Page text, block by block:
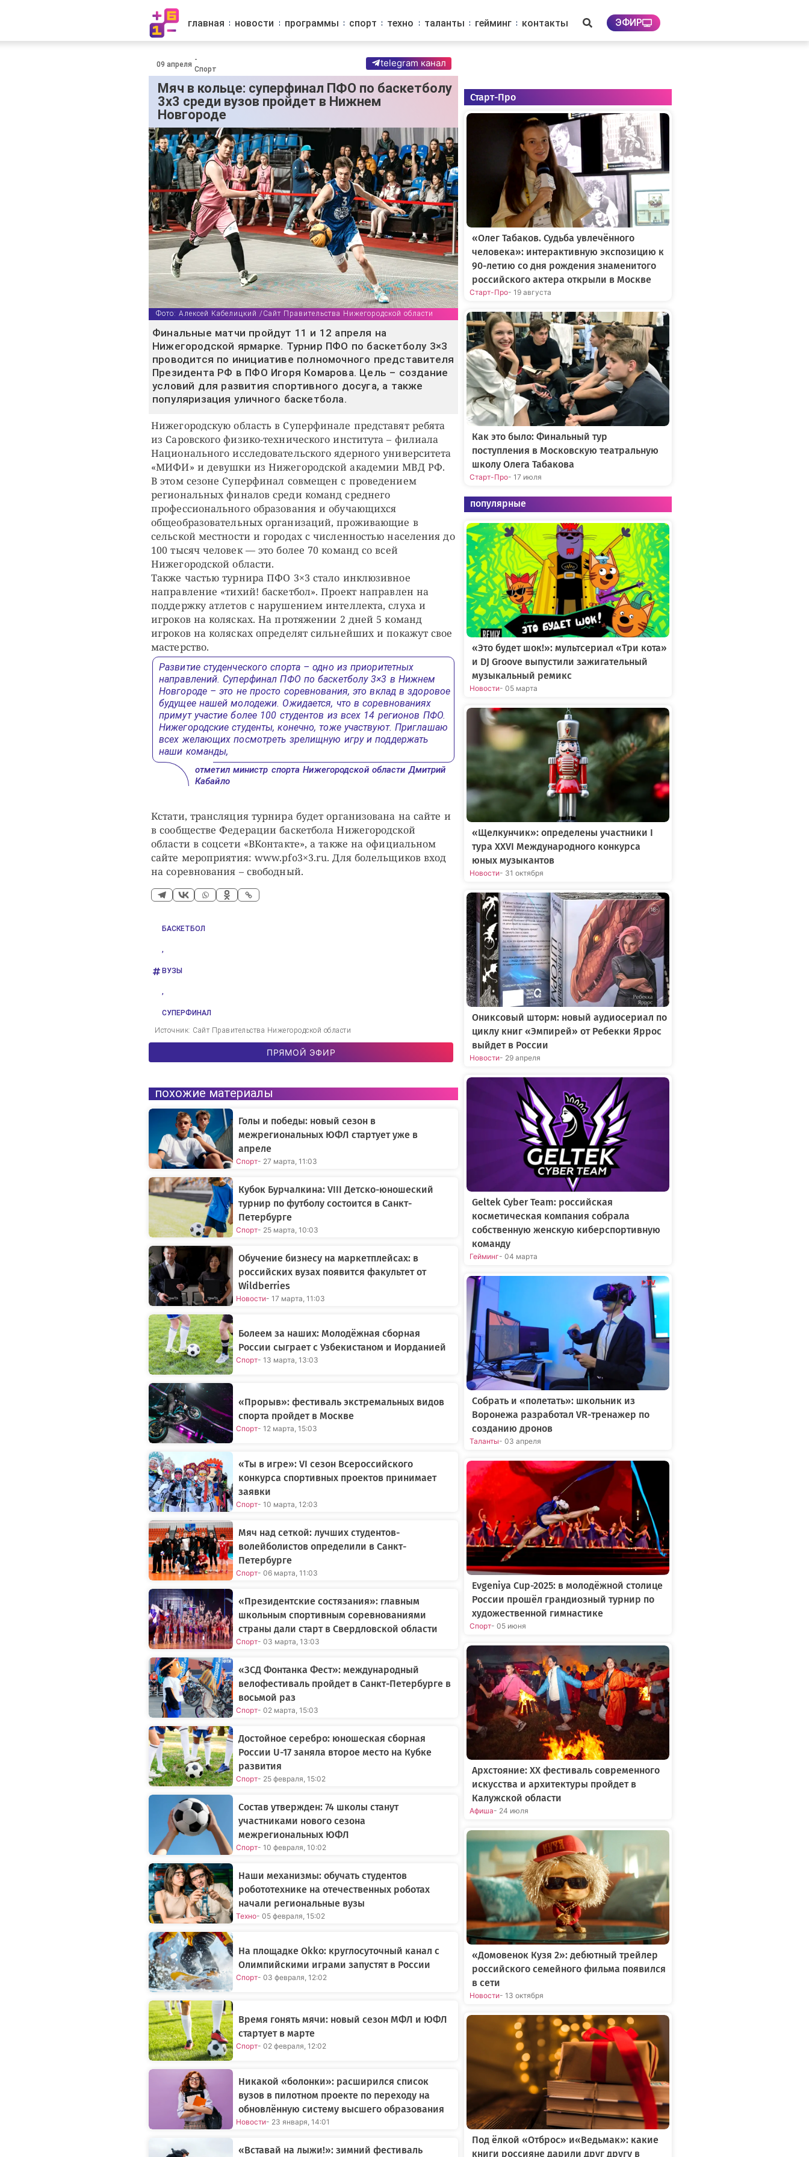
главная новости программы спорт техно таланты гейминг контакты ЭФИР
09 апреля
-
Спорт
telegram канал
Мяч в кольце: суперфинал ПФО по баскетболу
3х3 среди вузов пройдет в Нижнем
Новгороде
Фото: Алексей Кабелицкий /Сайт Правительства Нижегородской области
Финальные матчи пройдут 11 и 12 апреля на
Нижегородской ярмарке. Турнир ПФО по баскетболу 3×3
проводится по инициативе полномочного представителя
Президента РФ в ПФО Игоря Комарова. Цель – создание
условий для развития спортивного досуга, а также
популяризация уличного баскетбола.
Нижегородскую область в Суперфинале представят ребята
из Саровского физико-технического института – филиала
Национального исследовательского ядерного университета
«МИФИ» и девушки из Нижегородской академии МВД РФ.
В этом сезоне Суперфинал совмещен с проведением
региональных финалов среди команд среднего
профессионального образования и обучающихся
общеобразовательных организаций, проживающие в
сельской местности и городах с численностью населения до
100 тысяч человек — это более 70 команд со всей
Нижегородской области.
Также частью турнира ПФО 3×3 стало инклюзивное
направление «тихий! баскетбол». Проект направлен на
поддержку атлетов с нарушением интеллекта, слуха и
игроков на колясках. На протяжении 2 дней 5 команд
игроков на колясках определят сильнейших и покажут свое
мастерство.
Развитие студенческого спорта – одно из приоритетных
направлений. Суперфинал ПФО по баскетболу 3×3 в Нижнем
Новгороде – это не просто соревнования, это вклад в здоровое
будущее нашей молодежи. Ожидается, что в соревнованиях
примут участие более 100 студентов из всех 14 регионов ПФО.
Нижегородские студенты, конечно, тоже участвуют. Приглашаю
всех желающих посмотреть зрелищную игру и поддержать
наши команды,
отметил министр спорта Нижегородской области Дмитрий
Кабайло
Кстати, трансляция турнира будет организована на сайте и
в сообществе Федерации баскетбола Нижегородской
области в соцсети «ВКонтакте», а также на официальном
сайте мероприятия: www.pfo3×3.ru. Для болельщиков вход
на соревнования – свободный.
БАСКЕТБОЛ
,
ВУЗЫ
,
СУПЕРФИНАЛ
Источник: Сайт Правительства Нижегородской области
ПРЯМОЙ ЭФИР
похожие материалы
Голы и победы: новый сезон в
межрегиональных ЮФЛ стартует уже в
апреле
Спорт- 27 марта, 11:03
Кубок Бурчалкина: VIII Детско-юношеский
турнир по футболу состоится в Санкт-
Петербурге
Спорт- 25 марта, 10:03
Обучение бизнесу на маркетплейсах: в
российских вузах появится факультет от
Wildberries
Новости- 17 марта, 11:03
Болеем за наших: Молодёжная сборная
России сыграет с Узбекистаном и Иорданией
Спорт- 13 марта, 13:03
«Прорыв»: фестиваль экстремальных видов
спорта пройдет в Москве
Спорт- 12 марта, 15:03
«Ты в игре»: VI сезон Всероссийского
конкурса спортивных проектов принимает
заявки
Спорт- 10 марта, 12:03
Мяч над сеткой: лучших студентов-
волейболистов определили в Санкт-
Петербурге
Спорт- 06 марта, 11:03
«Президентские состязания»: главным
школьным спортивным соревнованиями
страны дали старт в Свердловской области
Спорт- 03 марта, 13:03
«ЗСД Фонтанка Фест»: международный
велофестиваль пройдет в Санкт-Петербурге в
восьмой раз
Спорт- 02 марта, 15:03
Достойное серебро: юношеская сборная
России U-17 заняла второе место на Кубке
развития
Спорт- 25 февраля, 15:02
Состав утвержден: 74 школы станут
участниками нового сезона
межрегиональных ЮФЛ
Спорт- 10 февраля, 10:02
Наши механизмы: обучать студентов
робототехнике на отечественных роботах
начали региональные вузы
Техно- 05 февраля, 15:02
На площадке Okko: круглосуточный канал с
Олимпийскими играми запустят в России
Спорт- 03 февраля, 12:02
Время гонять мячи: новый сезон МФЛ и ЮФЛ
стартует в марте
Спорт- 02 февраля, 12:02
Никакой «болонки»: расширился список
вузов в пилотном проекте по переходу на
обновлённую систему высшего образования
Новости- 23 января, 14:01
«Вставай на лыжи!»: зимний фестиваль
Старт-Про
«Олег Табаков. Судьба увлечённого
человека»: интерактивную экспозицию к
90-летию со дня рождения знаменитого
российского актера открыли в Москве
Старт-Про- 19 августа
Как это было: Финальный тур
поступления в Московскую театральную
школу Олега Табакова
Старт-Про- 17 июля
популярные
«Это будет шок!»: мультсериал «Три кота»
и DJ Groove выпустили зажигательный
музыкальный ремикс
Новости- 05 марта
«Щелкунчик»: определены участники I
тура XXVI Международного конкурса
юных музыкантов
Новости- 31 октября
Ониксовый шторм: новый аудиосериал по
циклу книг «Эмпирей» от Ребекки Яррос
выйдет в России
Новости- 29 апреля
Geltek Cyber Team: российская
косметическая компания собрала
собственную женскую киберспортивную
команду
Гейминг- 04 марта
Собрать и «полетать»: школьник из
Воронежа разработал VR-тренажер по
созданию дронов
Таланты- 03 апреля
Evgeniya Cup-2025: в молодёжной столице
России прошёл грандиозный турнир по
художественной гимнастике
Спорт- 05 июня
Архстояние: XX фестиваль современного
искусства и архитектуры пройдет в
Калужской области
Афиша- 24 июля
«Домовенок Кузя 2»: дебютный трейлер
российского семейного фильма появился
в сети
Новости- 13 октября
Под ёлкой «Отброс» и«Ведьмак»: какие
книги россияне дарили друг другу в